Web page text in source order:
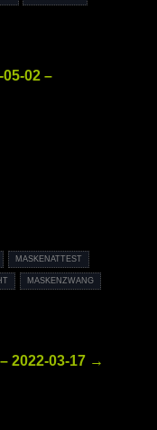
02 –
MASKENATTEST
MASKENZWANG
2022-03-17 →